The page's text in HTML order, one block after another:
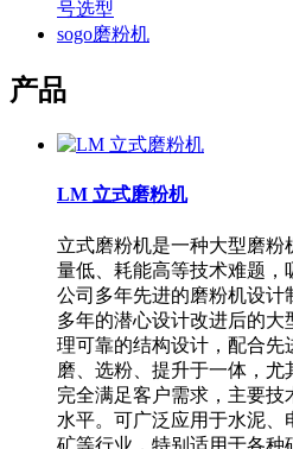
号选型
sogo磨粉机
产品
LM 立式磨粉机
立式磨粉机是一种大型磨
量低、耗能高等技术难题
公司多年先进的磨粉机设计
多年的潜心设计改进后的
理可靠的结构设计，配合先
磨、选粉、提升于一体，
完全满足客户需求，主要
水平。可广泛应用于水泥
矿等行业，特别适用于各